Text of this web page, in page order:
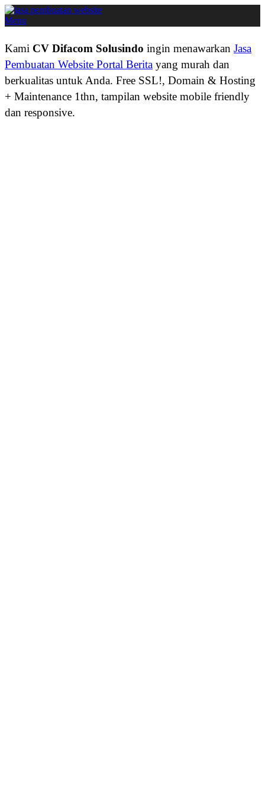
Menu
Kami CV Difacom Solusindo ingin menawarkan Jasa
Pembuatan Website Portal Berita yang murah dan
berkualitas untuk Anda. Free SSL!, Domain & Hosting
+ Maintenance 1thn, tampilan website mobile friendly
dan responsive.